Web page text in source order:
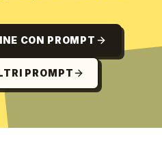
CON PROMPT
PROMPT